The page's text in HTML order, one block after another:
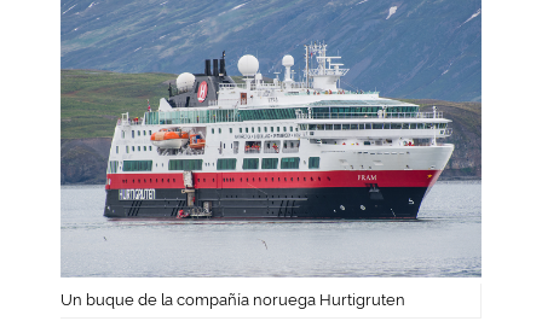
Un buque de la compañía noruega Hurtigruten